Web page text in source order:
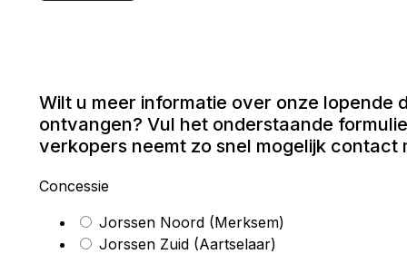
Wilt u meer informatie over onze lopende
ontvangen? Vul het onderstaande
verkopers neemt zo snel mogelijk contact
Concessie
Jorssen Noord (Merksem)
Jorssen Zuid (Aartselaar)